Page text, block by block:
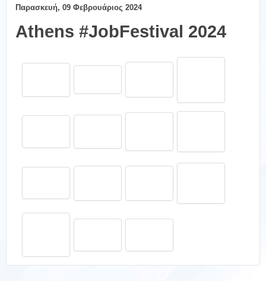
Παρασκευή, 09 Φεβρουάριος 2024
Athens #JobFestival 2024